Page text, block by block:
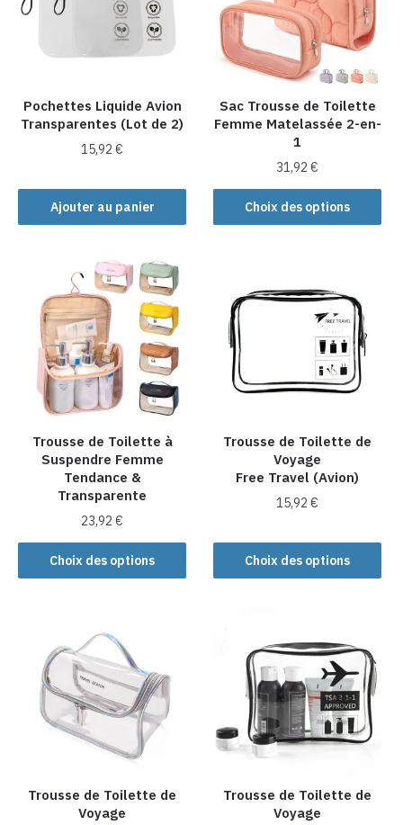
être
choisies
sur
page
du
produit
peuvent
être
choisies
sur
la
page
du
produit
Pochettes Liquide Avion
Transparentes (Lot de 2)
15,92€
Ajouter au panier
Sac Trousse de Toilette
Femme Matelassée 2-en-
1
31,92€
Choix des options
Ce
produit
variations.
Les
options
peuvent
être
choisies
la
page
du
produit
Trousse de Toilette à
Suspendre Femme
Tendance &
Transparente
23,92€
Choix des options
Ce
produit
variations.
Les
options
peuvent
choisies
la
page
Trousse de Toilette de
Voyage
Free Travel (Avion)
15,92€
Choix des options
produit
a
Les
options
peuvent
être
choisies
page
du
Trousse de Toilette de
Voyage
Trousse de Toilette de
Voyage